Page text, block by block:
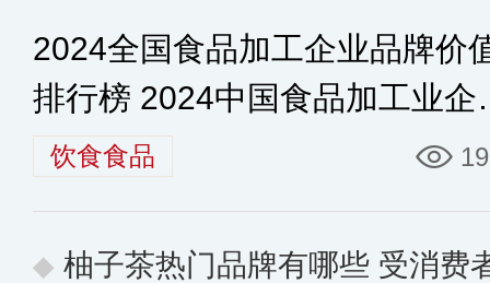
2024全国食品加工企业品牌价
排行榜 2024中国食品加工业企
排行榜
饮食食品
柚子茶热门品牌有哪些 受消费者喜